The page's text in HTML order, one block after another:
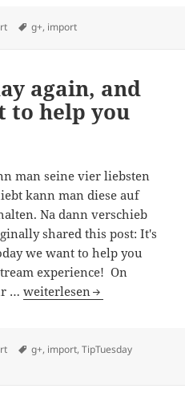
Schlagwörter
g+, import
again, and
to help you
man seine vier liebsten
kann man diese auf
Na dann verschieb
shared this post: It's
we want to help you
experience! On
…It’s #TipTuesday again,
weiterlesen
Schlagwörter
g+, import,TipTuesday
It’s #TipTuesday again, and today we